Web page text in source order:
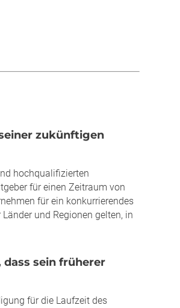
zukünftigen
hochqualifizierten
für einen Zeitraum von
für ein konkurrierendes
und Regionen gelten, in
sein früherer
für die Laufzeit des